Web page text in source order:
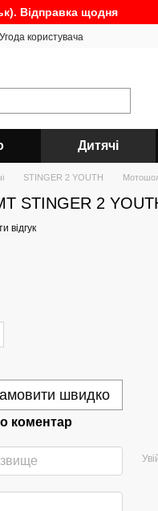
Відправка щодня
Угода користувача
Дитячі
STINGER 2 YOUTH
STINGER 2
відгук
швидко
коментар